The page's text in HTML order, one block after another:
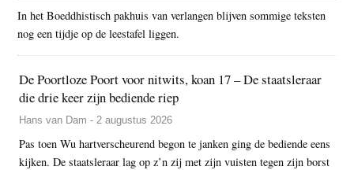
In het Boeddhistisch pakhuis van verlangen blijven sommige teksten
nog een tijdje op de leestafel liggen.
De Poortloze Poort voor nitwits, koan 17 – De staatsleraar
die drie keer zijn bediende riep
Hans van Dam - 2 augustus 2026
Pas toen Wu hartverscheurend begon te janken ging de bediende eens
kijken. De staatsleraar lag op z’n zij met zijn vuisten tegen zijn borst